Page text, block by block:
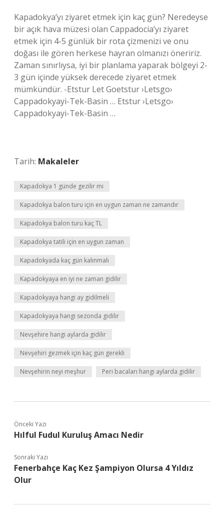
Kapadokya’yı ziyaret etmek için kaç gün? Neredeyse
bir açık hava müzesi olan Cappadocia’yı ziyaret
etmek için 4-5 günlük bir rota çizmenizi ve onu
doğası ile gören herkese hayran olmanızı öneririz.
Zaman sınırlıysa, iyi bir planlama yaparak bölgeyi 2-
3 gün içinde yüksek derecede ziyaret etmek
mümkündür. -Etstur Let Goetstur ›Letsgo›
Cappadokyayi-Tek-Basin … Etstur ›Letsgo›
Cappadokyayi-Tek-Basin …
Tarih: Makaleler
Kapadokya 1 günde gezilir mi
Kapadokya balon turu için en uygun zaman ne zamandır
Kapadokya balon turu kaç TL
Kapadokya tatili için en uygun zaman
Kapadokyada kaç gün kalınmalı
Kapadokyaya en iyi ne zaman gidilir
Kapadokyaya hangi ay gidilmeli
Kapadokyaya hangi sezonda gidilir
Nevşehire hangi aylarda gidilir
Nevşehiri gezmek için kaç gün gerekli
Nevşehirin neyi meşhur Peri bacaları hangi aylarda gidilir
Önceki Yazı
Hılful Fudul Kuruluş Amacı Nedir
Sonraki Yazı
Fenerbahçe Kaç Kez Şampiyon Olursa 4 Yıldız
Olur